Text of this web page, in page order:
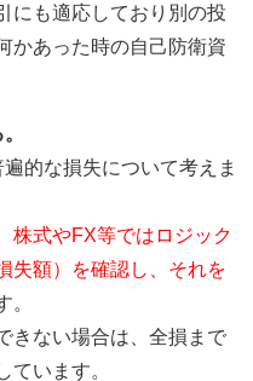
にも適応しており別の投
かあった時の自己防衛資
的な損失について考えま
株式やFX等ではロジック
失額）を確認し、それを
。
きない場合は、全損まで
ています。